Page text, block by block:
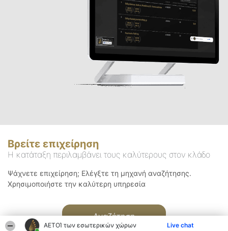
ΑΕΤΟΊ των εσωτερικών χώρων Live chat
Βρείτε επιχείρηση
Η κατάταξη περιλαμβάνει τους καλύτερους στον κλάδο
Ψάχνετε επιχείρηση; Ελέγξτε τη μηχανή αναζήτησης.
Χρησιμοποιήστε την καλύτερη υπηρεσία
Αναζήτηση